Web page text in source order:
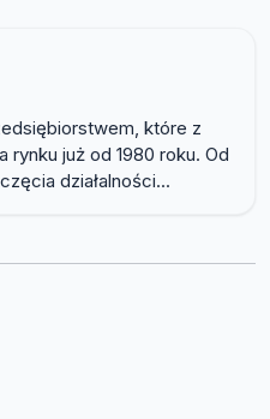
które z
już od 1980 roku. Od
działalności...